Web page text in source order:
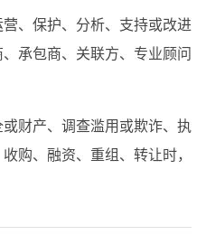
、保护、分析、支持或改进
承包商、关联方、专业顾问
财产、调查滥用或欺诈、执
购、融资、重组、转让时，